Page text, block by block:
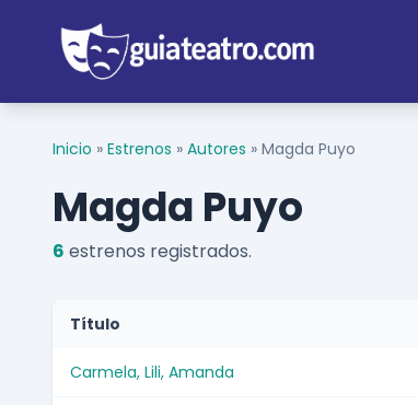
Inicio » Estrenos » Autores » Magda Puyo
Magda Puyo
6 estrenos registrados.
Título
Carmela, Lili, Amanda